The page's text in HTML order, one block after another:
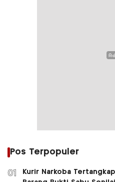
Pos Terpopuler
01
Kurir Narkoba